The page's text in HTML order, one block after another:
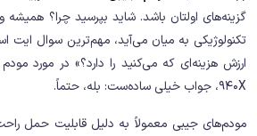
گزینه‌های اولتان باشد. شاید بپرسید چرا؟
تکنولوژیکی به میان می‌آید، مهم‌ترین سوال ایت
940X، جواب خیلی ساده‌ست: بله، حتماً.
مودم‌های جیبی معمولاً به دلیل قابلیت حمل